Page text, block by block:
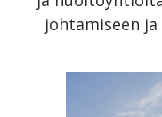
johtamiseen